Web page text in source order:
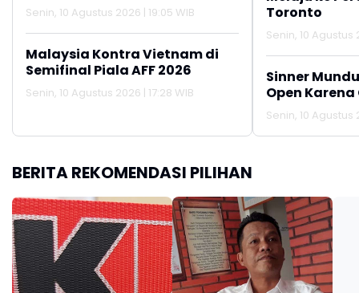
Senin, 10 Agustus 2026 | 19:05 WIB
Malaysia Kontra Vietnam di
Semifinal Piala AFF 2026
Senin, 10 Agustus 2026 | 17:28 WIB
Toronto
Senin, 10 Agustus
Sinner
Open
Senin, 10 Agustus
BERITA REKOMENDASI PILIHAN